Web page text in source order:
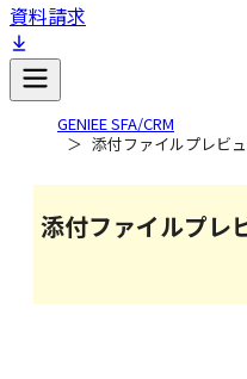
資料請求
GENIEE SFA/CRM
添付ファイルプレビ
添付ファイルプレ